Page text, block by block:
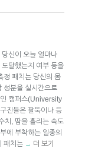
신이 오늘 얼마나
달했는지 여부 등을
정 패치는 당신의 몸
성분을 실시간으로
캠퍼스(University
진들은 팔뚝이나 등
치, 땀을 흘리는 속도
에 부착하는 일종의
패치는 → 더 보기